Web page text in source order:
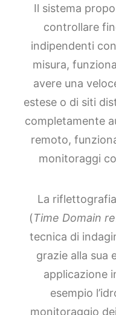
Il sistema
controllare
indipendenti
misura,
avere una
estese o di siti
completamente
remoto,
monitoraggi
La
(Time Domain
tecnica di
grazie alla sua
applicazione
esempio
monitoraggio